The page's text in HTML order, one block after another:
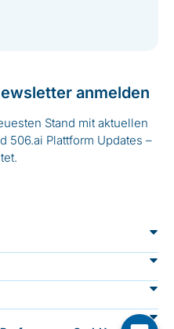
anmelden
Stand mit aktuellen
506.ai Plattform Updates –